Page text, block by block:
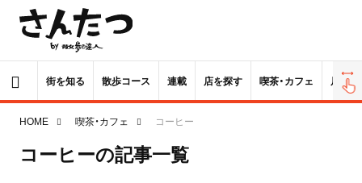
街を知る 散歩コース 連載 店を探す 喫茶・カフェ 居酒屋
HOME 喫茶・カフェ コーヒー
コーヒーの記事一覧